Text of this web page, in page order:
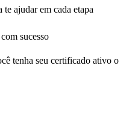
ajudar em cada etapa
sucesso
tenha seu certificado ativo o